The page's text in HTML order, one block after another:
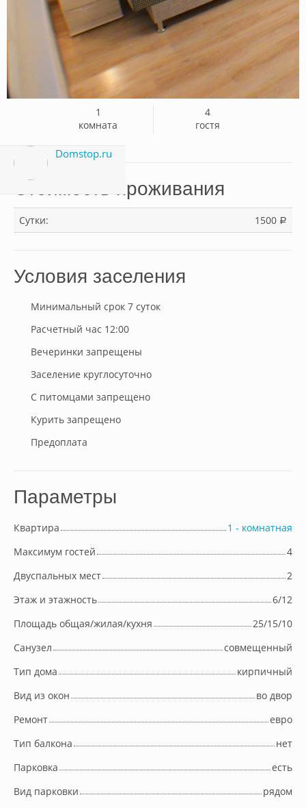
1
комната
4
гостя
Domstop.ru
Стоимость проживания
Сутки: 1500 a
Условия заселения
Минимальный срок 7 суток
Расчетный час 12:00
Вечеринки запрещены
Заселение круглосуточно
С питомцами запрещено
Курить запрещено
Предоплата
Параметры
Квартира
1 - комнатная
Максимум гостей
4
Двуспальных мест
2
Этаж и этажность
6/12
Площадь общая/жилая/кухня
25/15/10
Cанузел
совмещенный
Тип дома
кирпичный
Вид из окон
во двор
Ремонт
евро
Тип балкона
нет
Парковка
есть
Вид парковки
рядом